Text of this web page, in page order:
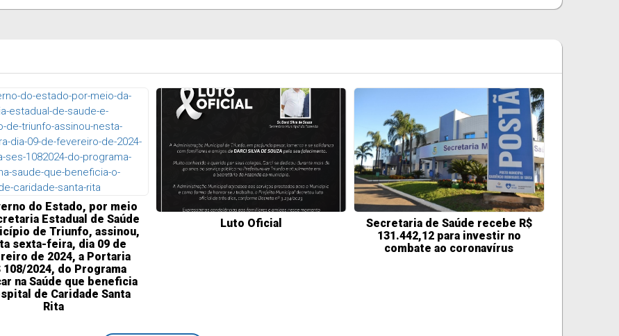
do Estado, por meio
Estadual de Saúde
de Triunfo, assinou,
sexta-feira, dia 09 de
de 2024, a Portaria
108/2024, do Programa
na Saúde que beneficia
de Caridade Santa
Rita
Luto Oficial
Secretaria de Saúde recebe R$
131.442,12 para investir no
combate ao coronavírus